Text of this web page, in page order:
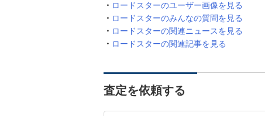
ロードスターのユーザー画像を見る
ロードスターのみんなの質問を見る
ロードスターの関連ニュースを見る
ロードスターの関連記事を見る
査定を依頼する